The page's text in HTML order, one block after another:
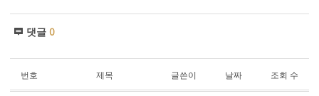
댓글 0
번호 제목 글쓴이 날짜 조회 수